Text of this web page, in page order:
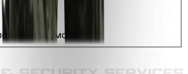
та умови.*